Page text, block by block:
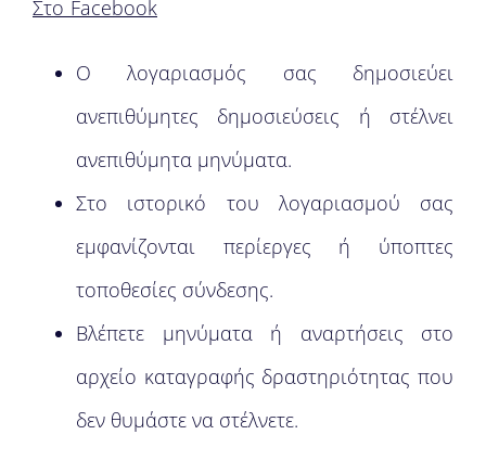
Στο Facebook
Ο λογαριασμός σας δημοσιεύει
ανεπιθύμητες δημοσιεύσεις ή στέλνει
ανεπιθύμητα μηνύματα.
Στο ιστορικό του λογαριασμού σας
εμφανίζονται περίεργες ή ύποπτες
τοποθεσίες σύνδεσης.
Βλέπετε μηνύματα ή αναρτήσεις στο
αρχείο καταγραφής δραστηριότητας που
δεν θυμάστε να στέλνετε.